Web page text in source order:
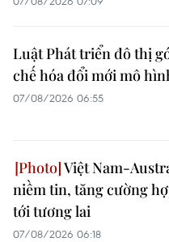
Luật Phát triển đô thị
chế hóa đổi mới mô
07/08/2026 06:55
Việt Nam-
niềm tin, tăng cường
tới tương lai
07/08/2026 06:18